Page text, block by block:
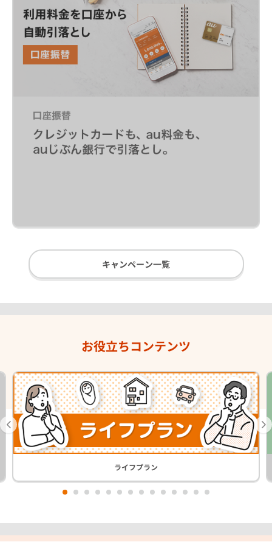
キャンペーン一覧
お役立ちコンテンツ
ライフプラン
2 3 4 5 6 7 8 9 10 11 12 13 14